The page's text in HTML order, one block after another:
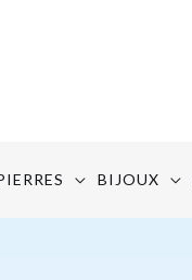
BIJOUX